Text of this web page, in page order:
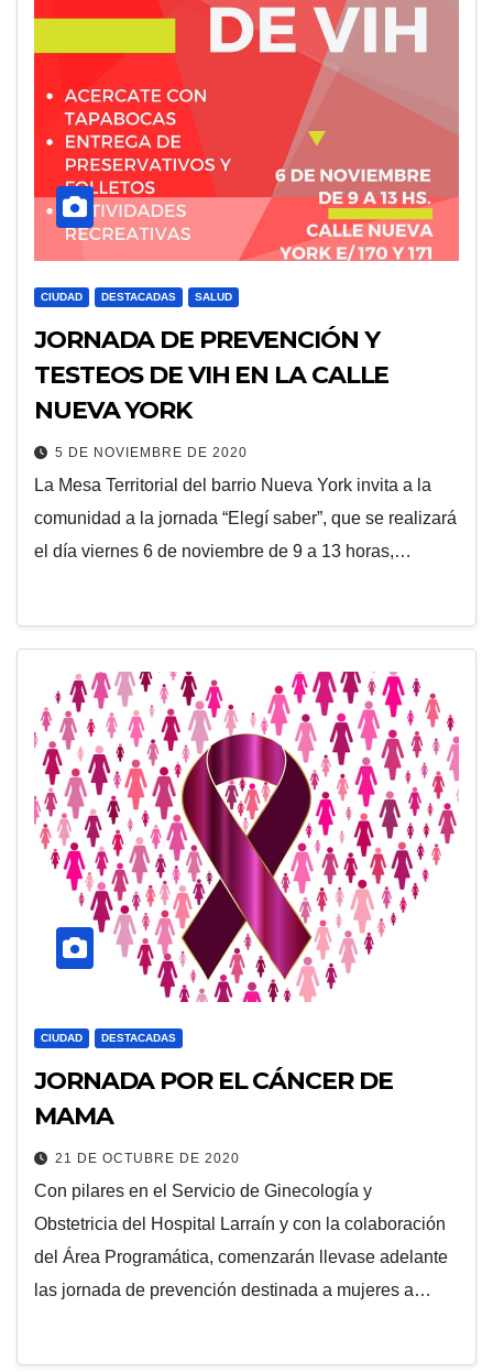
CIUDAD DESTACADAS SALUD
JORNADA DE PREVENCIÓN Y
TESTEOS DE VIH EN LA CALLE
NUEVA YORK
5 DE NOVIEMBRE DE 2020
La Mesa Territorial del barrio Nueva York invita a la
comunidad a la jornada “Elegí saber”, que se realizará
el día viernes 6 de noviembre de 9 a 13 horas,…
CIUDAD DESTACADAS
JORNADA POR EL CÁNCER DE
MAMA
21 DE OCTUBRE DE 2020
Con pilares en el Servicio de Ginecología y
Obstetricia del Hospital Larraín y con la colaboración
del Área Programática, comenzarán llevase adelante
las jornada de prevención destinada a mujeres a…